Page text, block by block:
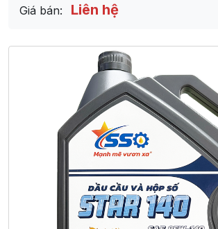
Giá bán: Liên hệ